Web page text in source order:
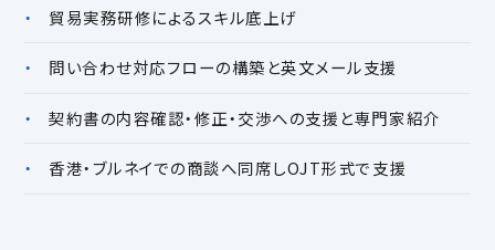
貿易実務研修によるスキル底上げ
問い合わせ対応フローの構築と英文メール支援
契約書の内容確認・修正・交渉への支援と専門家紹介
香港・ブルネイでの商談へ同席しOJT形式で支援